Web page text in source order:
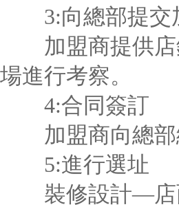
3:向總部提交
加盟商提供店
場進行考察。
4:合同簽訂
加盟商向總部
5:進行選址
裝修設計—店面